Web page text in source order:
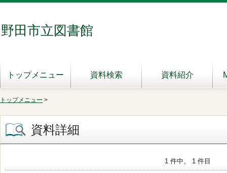
野田市立図書館
トップメニュー 資料検索 資料紹介
トップメニュー >
資料詳細
1 件中、 1 件目